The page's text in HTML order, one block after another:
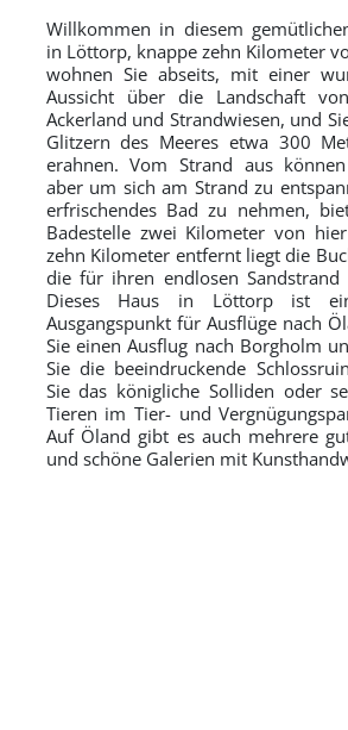
Willkommen in diesem
in Löttorp, knappe zehn Kilometer
wohnen Sie abseits, mit einer
Aussicht über die Landschaft
Ackerland und Strandwiesen, und
Glitzern des Meeres etwa 300
erahnen. Vom Strand aus
aber um sich am Strand zu
erfrischendes Bad zu nehmen,
Badestelle zwei Kilometer von
zehn Kilometer entfernt liegt die
die für ihren endlosen
Dieses Haus in Löttorp ist
Ausgangspunkt für Ausflüge nach
Sie einen Ausflug nach Borgholm
Sie die beeindruckende
Sie das königliche Solliden oder
Tieren im Tier- und
Auf Öland gibt es auch mehrere
und schöne Galerien mit